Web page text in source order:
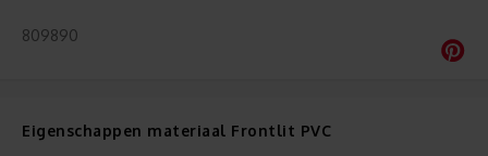
809890
Eigenschappen materiaal Frontlit PVC